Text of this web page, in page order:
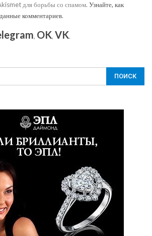
для борьбы со спамом. Узнайте, как
комментариев.
, OK, VK.